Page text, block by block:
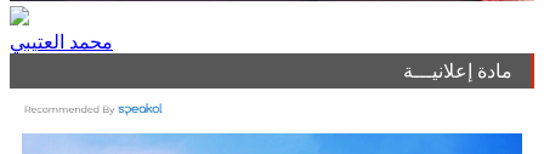
محمد العتيبي
مادة إعلانيـــة